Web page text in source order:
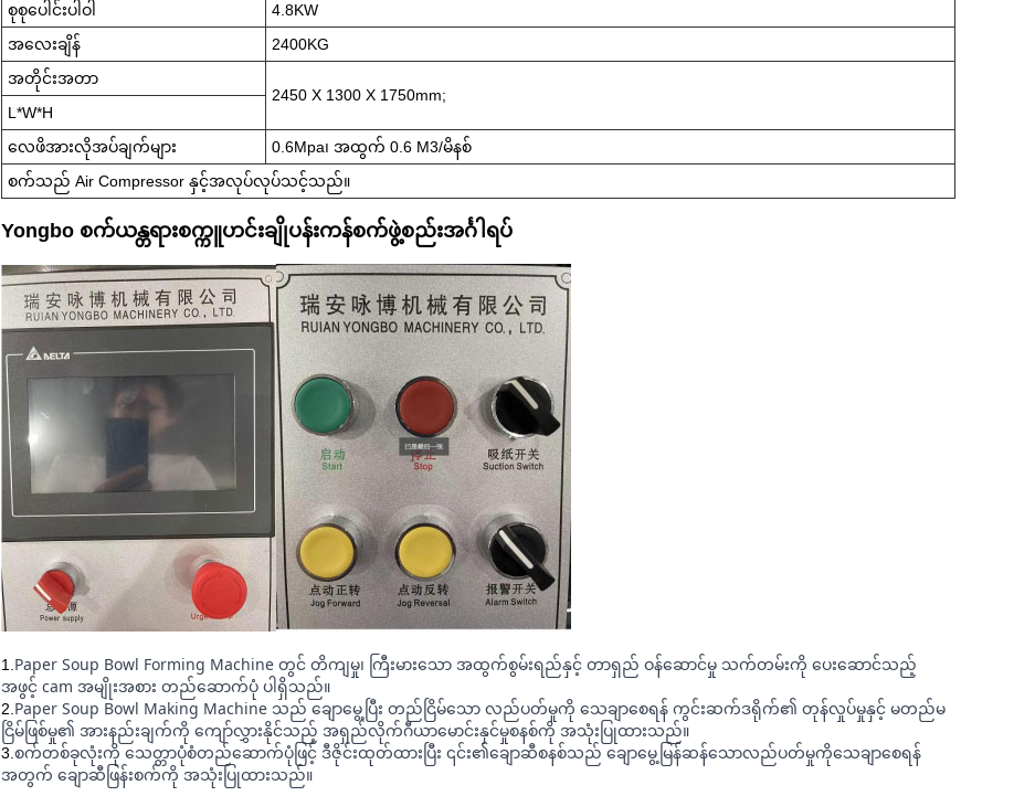
စုစုပေါင်းပါဝါ
4.8KW
အလေးချိန်
2400KG
အတိုင်းအတာ
2450 X 1300 X 1750mm;
L*W*H
လေဖိအားလိုအပ်ချက်များ
0.6Mpa၊ အထွက် 0.6 M3/မိနစ်
စက်သည် Air Compressor နှင့်အလုပ်လုပ်သင့်သည်။
Yongbo စက်ယန္တရားစက္ကူဟင်းချိုပန်းကန်စက်ဖွဲ့စည်းအင်္ဂါရပ်
1.Paper Soup Bowl Forming Machine တွင် တိကျမှု၊ ကြီးမားသော အထွက်စွမ်းရည်နှင့် တာရှည် ဝန်ဆောင်မှု သက်တမ်းကို ပေးဆောင်သည့်
အဖွင့် cam အမျိုးအစား တည်ဆောက်ပုံ ပါရှိသည်။
2.Paper Soup Bowl Making Machine သည် ချောမွေ့ပြီး တည်ငြိမ်သော လည်ပတ်မှုကို သေချာစေရန် ကွင်းဆက်ဒရိုက်၏ တုန်လှုပ်မှုနှင့် မတည်မ
ငြိမ်ဖြစ်မှု၏ အားနည်းချက်ကို ကျော်လွှားနိုင်သည့် အရှည်လိုက်ဂီယာမောင်းနှင်မှုစနစ်ကို အသုံးပြုထားသည်။
3.စက်တစ်ခုလုံးကို သေတ္တာပုံစံတည်ဆောက်ပုံဖြင့် ဒီဇိုင်းထုတ်ထားပြီး ၎င်း၏ချောဆီစနစ်သည် ချောမွေ့မြန်ဆန်သောလည်ပတ်မှုကိုသေချာစေရန်
အတွက် ချောဆီဖြန်းစက်ကို အသုံးပြုထားသည်။